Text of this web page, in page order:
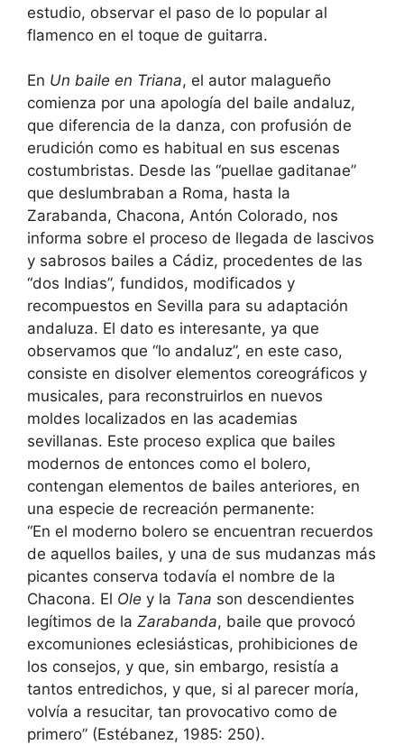
estudio, observar el paso de lo popular al
flamenco en el toque de guitarra.
En Un baile en Triana, el autor malagueño
comienza por una apología del baile andaluz,
que diferencia de la danza, con profusión de
erudición como es habitual en sus escenas
costumbristas. Desde las “puellae gaditanae”
que deslumbraban a Roma, hasta la
Zarabanda, Chacona, Antón Colorado, nos
informa sobre el proceso de llegada de lascivos
y sabrosos bailes a Cádiz, procedentes de las
“dos Indias”, fundidos, modificados y
recompuestos en Sevilla para su adaptación
andaluza. El dato es interesante, ya que
observamos que “lo andaluz”, en este caso,
consiste en disolver elementos coreográficos y
musicales, para reconstruirlos en nuevos
moldes localizados en las academias
sevillanas. Este proceso explica que bailes
modernos de entonces como el bolero,
contengan elementos de bailes anteriores, en
una especie de recreación permanente:
“En el moderno bolero se encuentran recuerdos
de aquellos bailes, y una de sus mudanzas más
picantes conserva todavía el nombre de la
Chacona. El Ole y la Tana son descendientes
legítimos de la Zarabanda, baile que provocó
excomuniones eclesiásticas, prohibiciones de
los consejos, y que, sin embargo, resistía a
tantos entredichos, y que, si al parecer moría,
volvía a resucitar, tan provocativo como de
primero” (Estébanez, 1985: 250).